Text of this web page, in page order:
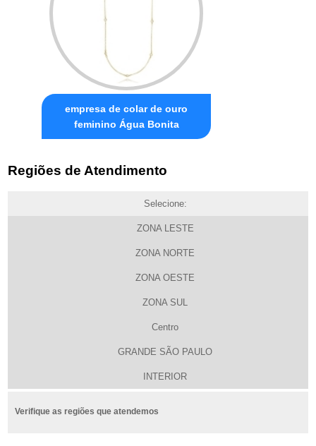
empresa de colar de ouro
feminino Água Bonita
Regiões de Atendimento
Selecione:
ZONA LESTE
ZONA NORTE
ZONA OESTE
ZONA SUL
Centro
GRANDE SÃO PAULO
INTERIOR
Verifique as regiões que atendemos